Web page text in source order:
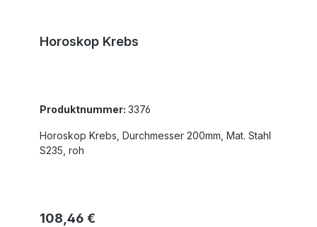
Horoskop Krebs
Produktnummer: 3376
Horoskop Krebs, Durchmesser 200mm, Mat. Stahl
S235, roh
Regulärer Preis:
108,46 €